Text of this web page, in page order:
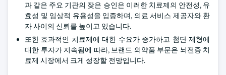
과 같은 주요 기관의 잦은 승인은 이러한 치료제의 안전성, 유
효성 및 임상적 유용성을 입증하며, 의료 서비스 제공자와 환
자 사이의 신뢰를 높이고 있습니다.
또한 효과적인 치료제에 대한 수요가 증가하고 첨단 제형에
대한 투자가 지속됨에 따라, 브랜드 의약품 부문은 뇌전증 치
료제 시장에서 크게 성장할 전망입니다.